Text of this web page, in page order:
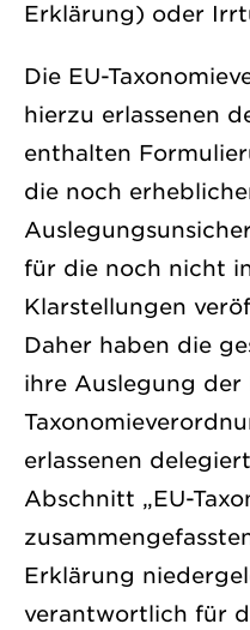
Erklärung) oder
Die EU-
hierzu erlassenen
enthalten
die noch
für die noch nicht
Klarstellungen
Daher haben die
ihre Auslegung der
erlassenen
Abschnitt „EU-
Erklärung
verantwortlich für